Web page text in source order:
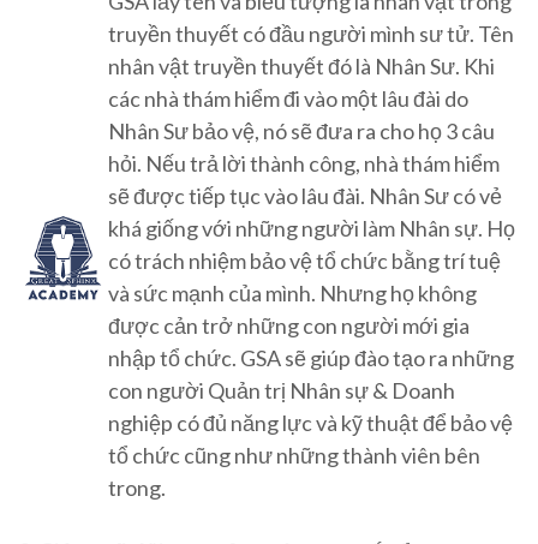
truyền thuyết có đầu người mình sư tử. Tên
nhân vật truyền thuyết đó là Nhân Sư. Khi
các nhà thám hiểm đi vào một lâu đài do
Nhân Sư bảo vệ, nó sẽ đưa ra cho họ 3 câu
hỏi. Nếu trả lời thành công, nhà thám hiểm
sẽ được tiếp tục vào lâu đài. Nhân Sư có vẻ
khá giống với những người làm Nhân sự. Họ
có trách nhiệm bảo vệ tổ chức bằng trí tuệ
và sức mạnh của mình. Nhưng họ không
được cản trở những con người mới gia
nhập tổ chức. GSA sẽ giúp đào tạo ra những
con người Quản trị Nhân sự & Doanh
nghiệp có đủ năng lực và kỹ thuật để bảo vệ
tổ chức cũng như những thành viên bên
trong.